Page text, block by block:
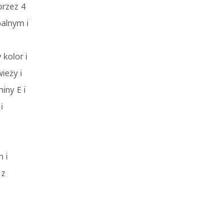
4
i
kolor i
i
E i
i